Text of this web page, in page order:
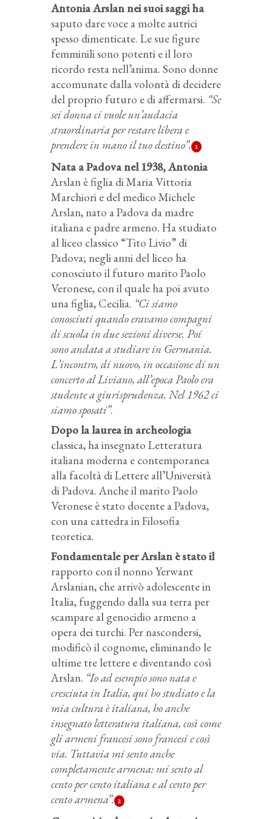
Antonia Arslan nei suoi saggi ha
saputo dare voce a molte autrici
spesso dimenticate. Le sue figure
femminili sono potenti e il loro
ricordo resta nell’anima. Sono donne
accomunate dalla volontà di decidere
del proprio futuro e di affermarsi. “Se
sei donna ci vuole un’audacia
straordinaria per restare libera e
prendere in mano il tuo destino”.
1
Nata a Padova nel 1938, Antonia
Arslan è figlia di Maria Vittoria
Marchiori e del medico Michele
Arslan, nato a Padova da madre
italiana e padre armeno. Ha studiato
al liceo classico “Tito Livio” di
Padova; negli anni del liceo ha
conosciuto il futuro marito Paolo
Veronese, con il quale ha poi avuto
una figlia, Cecilia. “Ci siamo
conosciuti quando eravamo compagni
di scuola in due sezioni diverse. Poi
sono andata a studiare in Germania.
L’incontro, di nuovo, in occasione di un
concerto al Liviano, all’epoca Paolo era
studente a giurisprudenza. Nel 1962 ci
siamo sposati”.
Dopo la laurea in archeologia
classica, ha insegnato Letteratura
italiana moderna e contemporanea
alla facoltà di Lettere all’Università
di Padova. Anche il marito Paolo
Veronese è stato docente a Padova,
con una cattedra in Filosofia
teoretica.
Fondamentale per Arslan è stato il
rapporto con il nonno Yerwant
Arslanian, che arrivò adolescente in
Italia, fuggendo dalla sua terra per
scampare al genocidio armeno a
opera dei turchi. Per nascondersi,
modificò il cognome, eliminando le
ultime tre lettere e diventando così
Arslan. “Io ad esempio sono nata e
cresciuta in Italia, qui ho studiato e la
mia cultura è italiana, ho anche
insegnato letteratura italiana, così come
gli armeni francesi sono francesi e così
via. Tuttavia mi sento anche
completamente armena: mi sento al
cento per cento italiana e al cento per
cento armena”.
2